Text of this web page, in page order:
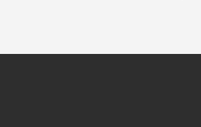
Sonos Era
Sonos Era
Sonos Era
Sonos One
Sanus
Kantel- en